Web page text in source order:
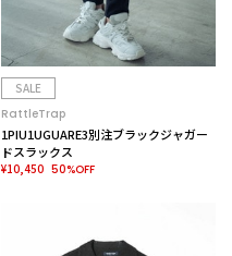
SALE
RattleTrap
1PIU1UGUARE3別注ブラックジャガー
ドスラックス
¥10,450 50%OFF